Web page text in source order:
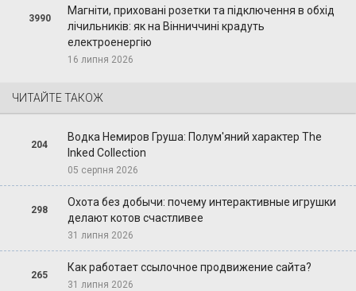
3990
Магніти, приховані розетки та підключення в обхід
лічильників: як на Вінниччині крадуть
електроенергію
16 липня 2026
ЧИТАЙТЕ ТАКОЖ
204
Водка Немиров Груша: Полум'яний характер The
Inked Collection
05 серпня 2026
298
Охота без добычи: почему интерактивные игрушки
делают котов счастливее
31 липня 2026
265
Как работает ссылочное продвижение сайта?
31 липня 2026